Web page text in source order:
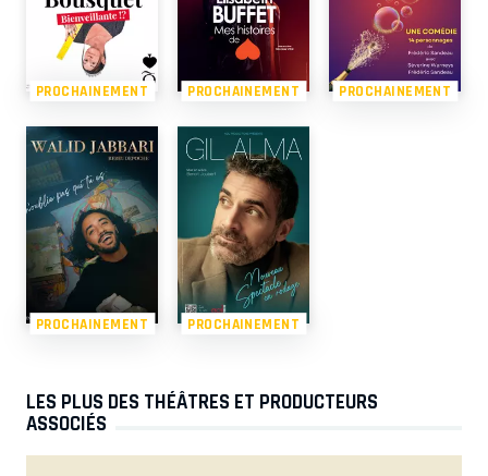
PROCHAINEMENT PROCHAINEMENT PROCHAINEMENT
PROCHAINEMENT PROCHAINEMENT
LES PLUS DES THÉÂTRES ET PRODUCTEURS
ASSOCIÉS